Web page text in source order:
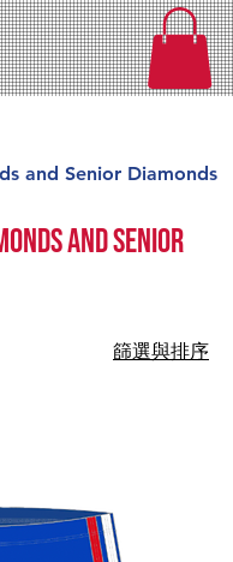
and Senior Diamonds
and Senior
篩選與排序